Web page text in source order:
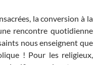
la conversion à la
rencontre quotidienne
nous enseignent que
! Pour les religieux,